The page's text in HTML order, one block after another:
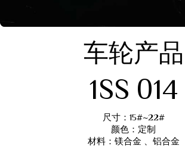
车轮产品
1SS 014
尺寸：15#~22#
颜色：定制
材料：镁合金 、铝合金